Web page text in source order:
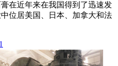
在近年来在我国得到了迅速发
位居美国、日本、加拿大和法